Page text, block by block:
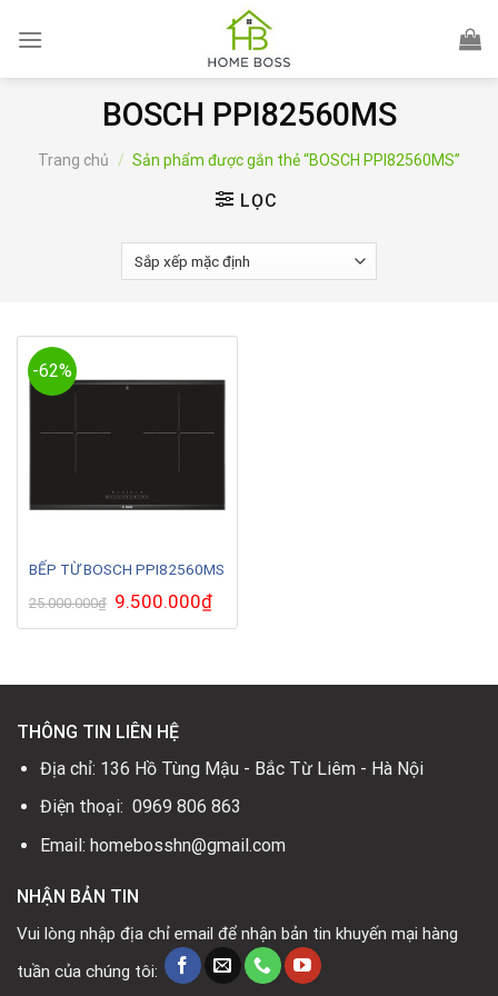
BOSCH PPI82560MS
Trang chủ / Sản phẩm được gắn thẻ “BOSCH PPI82560MS”
LỌC
-62%
BẾP TỪ BOSCH PPI82560MS
25.000.000₫ Giá
gốc
là:
9.500.000₫Giá
hiện
tại
THÔNG TIN LIÊN HỆ
Địa chỉ: 136 Hồ Tùng Mậu - Bắc Từ Liêm - Hà Nội
Điện thoại: 0969 806 863
Email: homebosshn@gmail.com
NHẬN BẢN TIN
Vui lòng nhập địa chỉ email để nhận bản tin khuyến mại hàng
tuần của chúng tôi: